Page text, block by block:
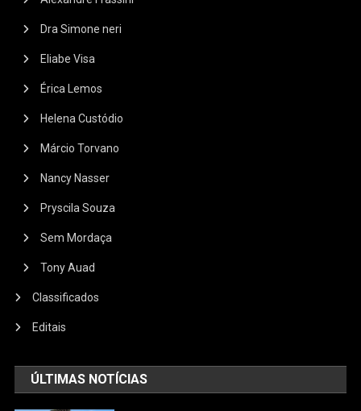
Dra Simone neri
Eliabe Visa
Érica Lemos
Helena Custódio
Márcio Torvano
Nancy Nasser
Pryscila Souza
Sem Mordaça
Tony Auad
Classificados
Editais
ÚLTIMAS NOTÍCIAS